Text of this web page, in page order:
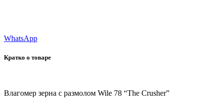
WhatsApp
Кратко о товаре
Влагомер зерна с размолом Wile 78 “The Crusher”